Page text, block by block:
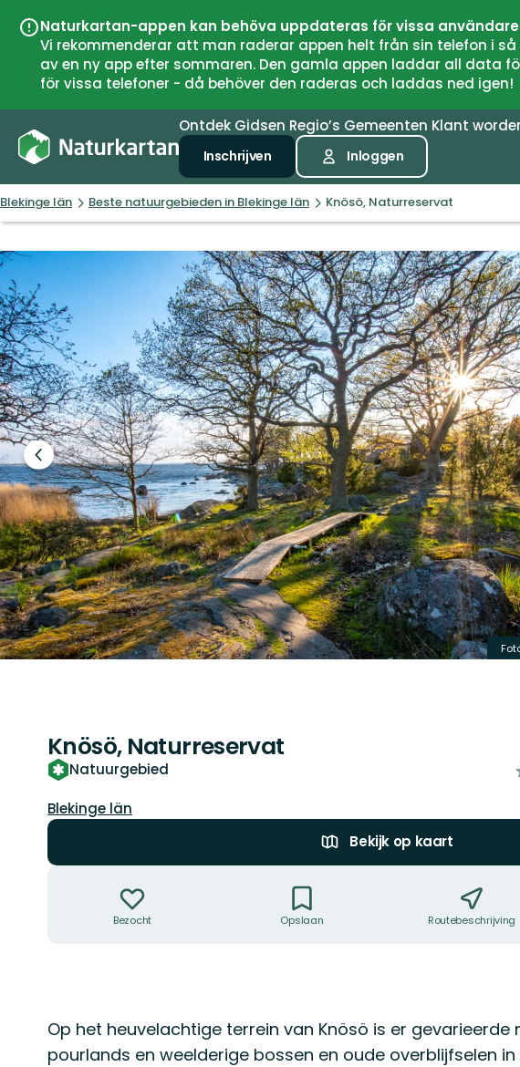
Naturkartan-appen kan behöva uppdateras för vissa användare
Vi rekommenderar att man raderar appen helt från sin telefon i
av en ny app efter sommaren. Den gamla appen laddar all
för vissa telefoner - då behöver den raderas och laddas ned igen!
Ontdek Gidsen Regio’s Gemeenten Klant
Inschrijven Inloggen
Blekinge län Beste natuurgebieden in Blekinge län Knösö, Naturreservat
Vorige
slide
Knösö, Naturreservat
Natuurgebied
Regio:
Blekinge län
Bekijk op kaart
Bezocht Opslaan Routebeschrijving
Omschrijving
Op het heuvelachtige terrein van Knösö is er
pourlands en weelderige bossen en oude overblijfselen